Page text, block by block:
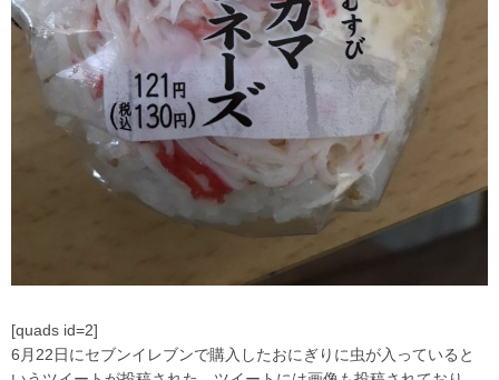
[quads id=2]
6月22日にセブンイレブンで購入したおにぎりに虫が入っていると